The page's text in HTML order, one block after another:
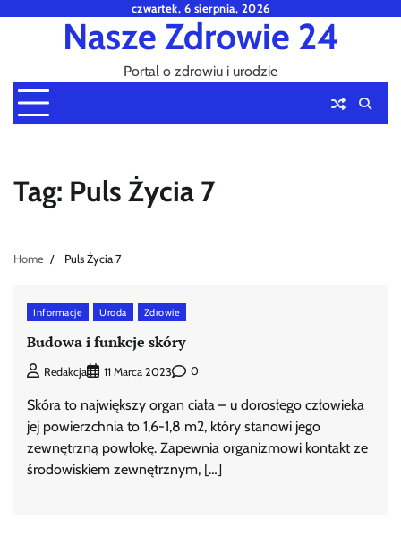
czwartek, 6 sierpnia, 2026
Nasze Zdrowie 24
Portal o zdrowiu i urodzie
Tag: Puls Życia 7
Home Puls Życia 7
Informacje Uroda Zdrowie
Budowa i funkcje skóry
Redakcja 11 Marca 2023 0
Skóra to największy organ ciała – u dorosłego człowieka
jej powierzchnia to 1,6-1,8 m2, który stanowi jego
zewnętrzną powłokę. Zapewnia organizmowi kontakt ze
środowiskiem zewnętrznym, […]